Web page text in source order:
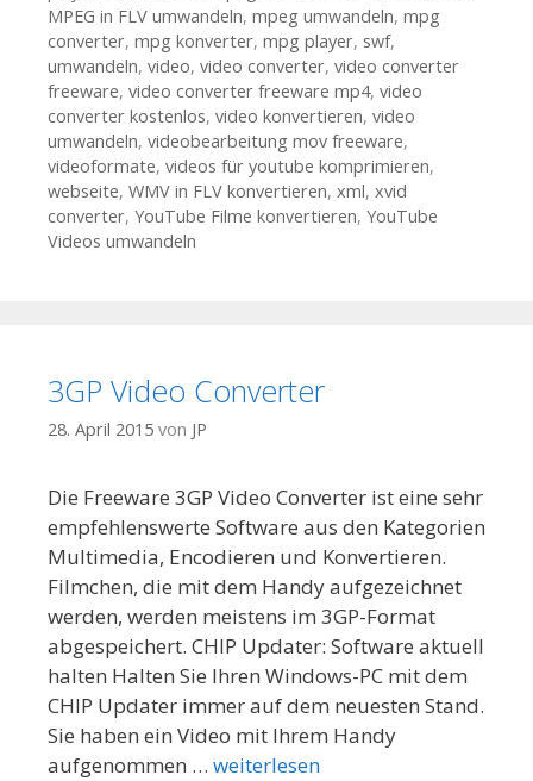
MPEG in FLV umwandeln, mpeg umwandeln, mpg
converter, mpg konverter, mpg player, swf,
umwandeln, video, video converter, video converter
freeware, video converter freeware mp4, video
converter kostenlos, video konvertieren, video
umwandeln, videobearbeitung mov freeware,
videoformate, videos für youtube komprimieren,
webseite, WMV in FLV konvertieren, xml, xvid
converter, YouTube Filme konvertieren, YouTube
Videos umwandeln
3GP Video Converter
28. April 2015 von JP
Die Freeware 3GP Video Converter ist eine sehr
empfehlenswerte Software aus den Kategorien
Multimedia, Encodieren und Konvertieren.
Filmchen, die mit dem Handy aufgezeichnet
werden, werden meistens im 3GP-Format
abgespeichert. CHIP Updater: Software aktuell
halten Halten Sie Ihren Windows-PC mit dem
CHIP Updater immer auf dem neuesten Stand.
Sie haben ein Video mit Ihrem Handy
aufgenommen … weiterlesen